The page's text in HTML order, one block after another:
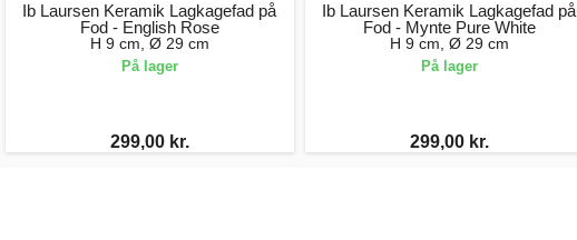
Ib Laursen Keramik Lagkagefad på
Fod - English Rose
H 9 cm, Ø 29 cm
På lager
299,00 kr.
Ib Laursen Keramik Lagkagefad på
Fod - Mynte Pure White
H 9 cm, Ø 29 cm
På lager
299,00 kr.